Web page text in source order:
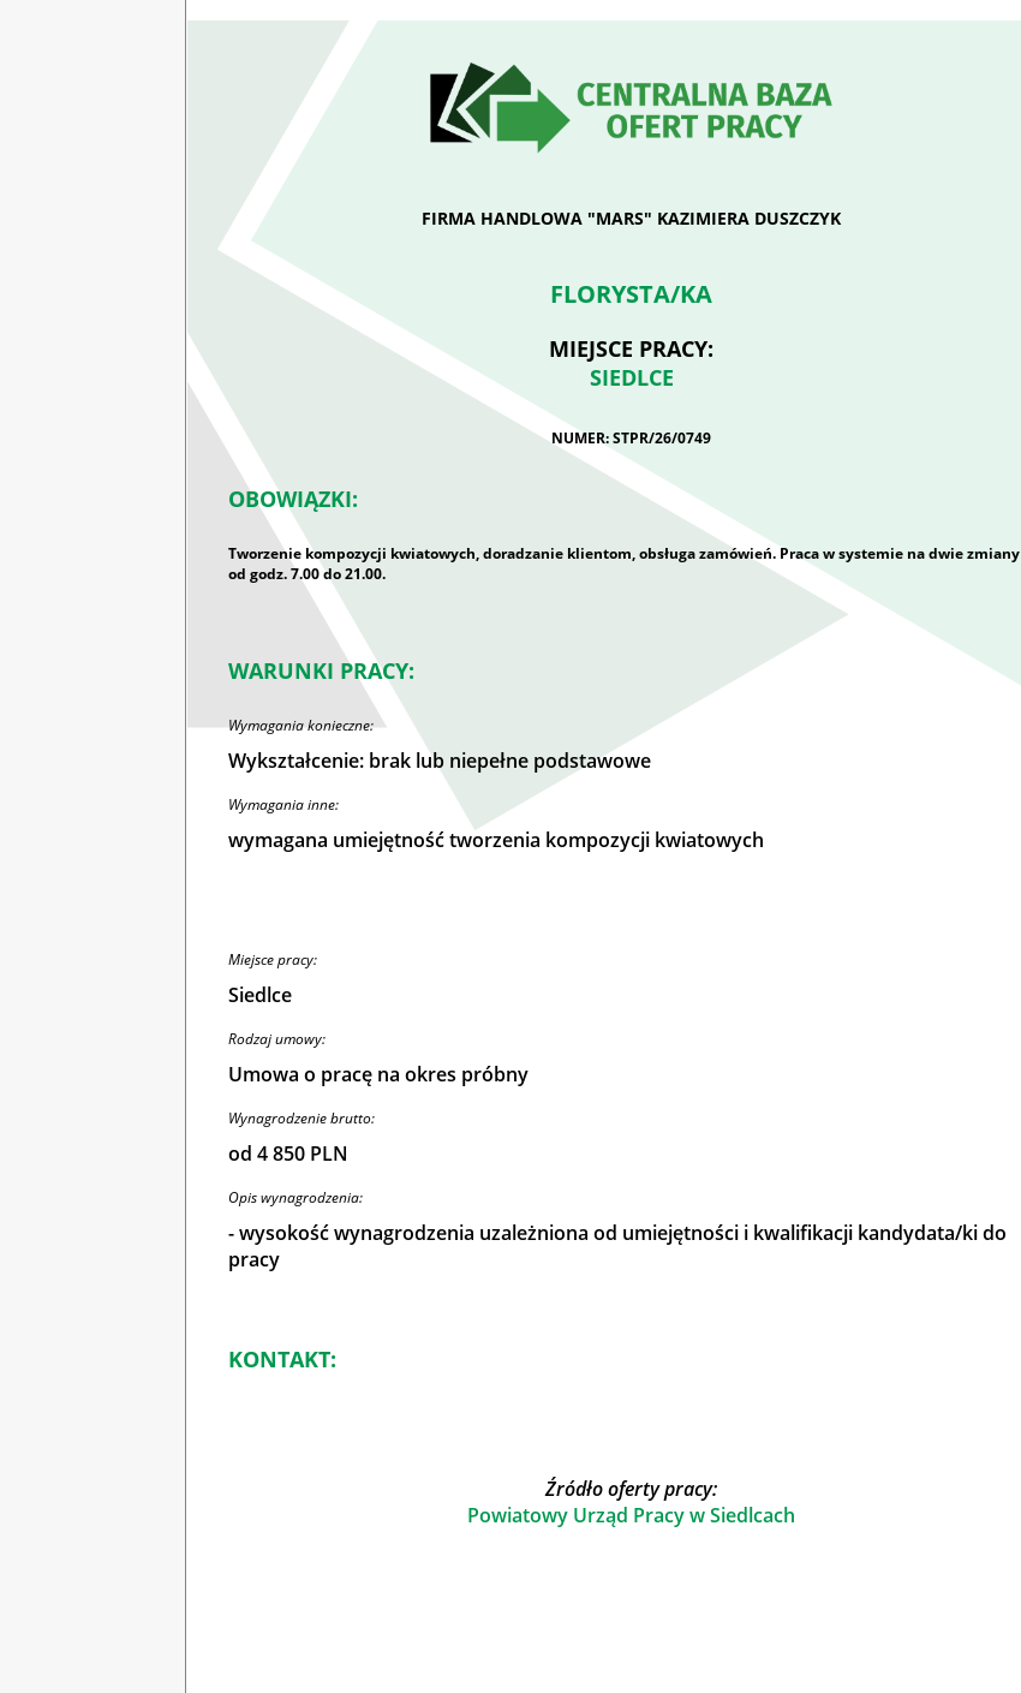
FIRMA HANDLOWA "MARS" KAZIMIERA DUSZCZYK
FLORYSTA/KA
MIEJSCE PRACY:
SIEDLCE
NUMER: STPR/26/0749
OBOWIĄZKI:
Tworzenie kompozycji kwiatowych, doradzanie klientom, obsługa zamówień. Praca w systemie na dwie zmiany
od godz. 7.00 do 21.00.
WARUNKI PRACY:
Wymagania konieczne:
Wykształcenie: brak lub niepełne podstawowe
Wymagania inne:
wymagana umiejętność tworzenia kompozycji kwiatowych
Miejsce pracy:
Siedlce
Rodzaj umowy:
Umowa o pracę na okres próbny
Wynagrodzenie brutto:
od 4 850 PLN
Opis wynagrodzenia:
- wysokość wynagrodzenia uzależniona od umiejętności i kwalifikacji kandydata/ki do
pracy
KONTAKT:
Źródło oferty pracy:
Powiatowy Urząd Pracy w Siedlcach